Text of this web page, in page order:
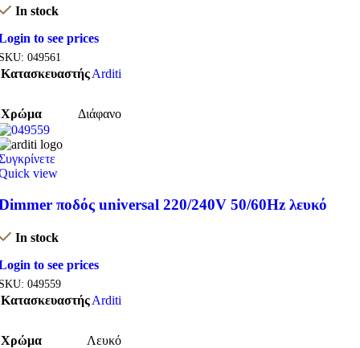
In stock
to see prices
049561
ΚατασκευαστήςArditi
Χρώμα Διάφανο
view
ποδός universal 220/240V 50/60Hz λευκό
In stock
to see prices
049559
ΚατασκευαστήςArditi
Χρώμα Λευκό